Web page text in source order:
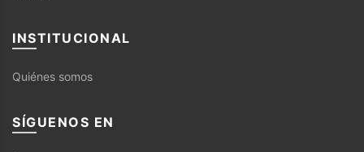
INSTITUCIONAL
Quiénes somos
SÍGUENOS EN